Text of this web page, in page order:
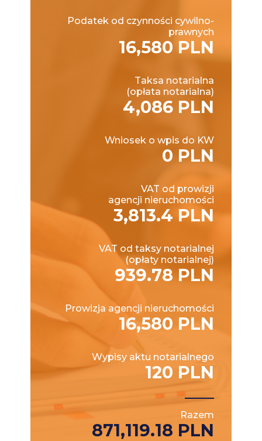
Podatek od czynności cywilno-
prawnych
16,580 PLN
Taksa notarialna
(opłata notarialna)
4,086 PLN
Wniosek o wpis do KW
0 PLN
VAT od prowizji
agencji nieruchomości
3,813.4 PLN
VAT od taksy notarialnej
(opłaty notarialnej)
939.78 PLN
Prowizja agencji nieruchomości
16,580 PLN
Wypisy aktu notarialnego
120 PLN
Razem
871,119.18 PLN